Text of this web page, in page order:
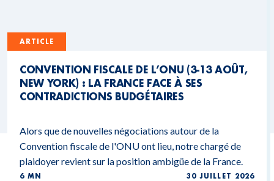
ARTICLE
CONVENTION FISCALE DE L’ONU (3-13 AOÛT,
NEW YORK) : LA FRANCE FACE À SES
CONTRADICTIONS BUDGÉTAIRES
Alors que de nouvelles négociations autour de la
Convention fiscale de l'ONU ont lieu, notre chargé de
plaidoyer revient sur la position ambigüe de la France.
6 MN 30 JUILLET 2026